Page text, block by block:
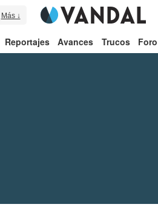
Más ↓
Reportajes Avances Trucos Foro